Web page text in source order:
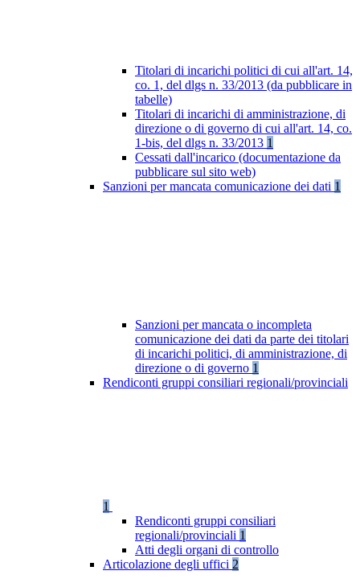
Titolari di incarichi politici di cui all'art. 14,
co. 1, del dlgs n. 33/2013 (da pubblicare in
tabelle)
Titolari di incarichi di amministrazione, di
direzione o di governo di cui all'art. 14, co.
1-bis, del dlgs n. 33/2013 1
Cessati dall'incarico (documentazione da
pubblicare sul sito web)
Sanzioni per mancata comunicazione dei dati 1
Sanzioni per mancata o incompleta
comunicazione dei dati da parte dei titolari
di incarichi politici, di amministrazione, di
direzione o di governo 1
Rendiconti gruppi consiliari regionali/provinciali
1
Rendiconti gruppi consiliari
regionali/provinciali 1
Atti degli organi di controllo
Articolazione degli uffici 2